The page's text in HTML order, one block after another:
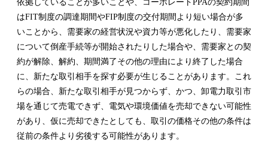
はFIT制度の調達期間やFIP制度の交付期間より短い場合が多
いことから、需要家の経営状況や資力等が悪化したり、需要家
について倒産手続等が開始されたりした場合や、需要家との契
約が解除、解約、期間満了その他の理由により終了した場合
に、新たな取引相手を探す必要が生じることがあります。これ
らの場合、新たな取引相手が見つからず、かつ、卸電力取引市
場を通じて売電できず、電気や環境価値を売却できない可能性
があり、仮に売却できたとしても、取引の価格その他の条件は
従前の条件より劣後する可能性があります。